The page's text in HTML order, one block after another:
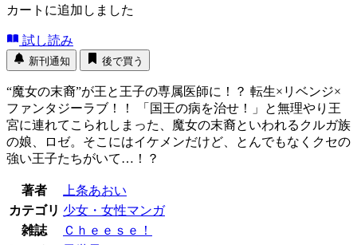
カートに追加しました
試し読み
新刊通知 後で買う
“魔女の末裔”が王と王子の専属医師に！？ 転生×リベンジ×
ファンタジーラブ！！ 「国王の病を治せ！」と無理やり王
宮に連れてこられしまった、魔女の末裔といわれるクルガ族
の娘、ロゼ。そこにはイケメンだけど、とんでもなくクセの
強い王子たちがいて…！？
著者
上条あおい
カテゴリ 少女・女性マンガ
雑誌
Ｃｈｅｅｓｅ！